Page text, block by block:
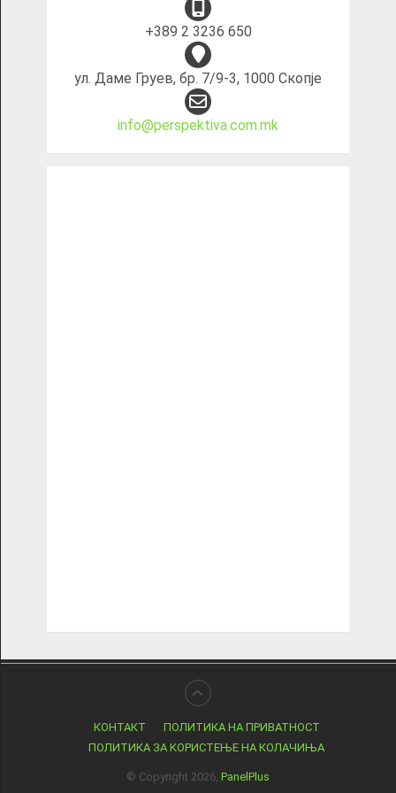
+389 2 3236 650
ул. Даме Груев, бр. 7/9-3, 1000 Скопје
info@perspektiva.com.mk
КОНТАКТ
ПОЛИТИКА НА ПРИВАТНОСТ
ПОЛИТИКА ЗА КОРИСТЕЊЕ НА КОЛАЧИЊА
© Copyright 2026, PanelPlus